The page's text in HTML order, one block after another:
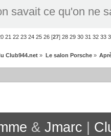
savait ce qu'on ne
21 22 23 24 25 26 [27]28 29 30 31 32 33
Club944.net » Le salon Porsche»
& Jmarc